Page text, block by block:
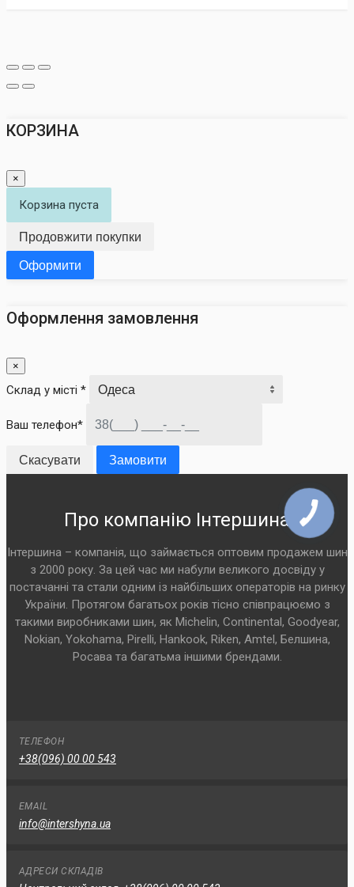
КОРЗИНА
×
Корзина пуста
Продовжити покупки
Оформити
Оформлення замовлення
×
Склад у місті *
Ваш телефон*
Скасувати Замовити
Про компанію Інтершина
Інтершина – компанія, що займається оптовим продажем шин
з 2000 року. За цей час ми набули великого досвіду у
постачанні та стали одним із найбільших операторів на ринку
України. Протягом багатьох років тісно співпрацюємо з
такими виробниками шин, як Michelin, Continental, Goodyear,
Nokian, Yokohama, Pirelli, Hankook, Riken, Amtel, Белшина,
Росава та багатьма іншими брендами.
ТЕЛЕФОН
+38(096) 00 00 543
EMAIL
info@intershyna.ua
АДРЕСИ СКЛАДІВ